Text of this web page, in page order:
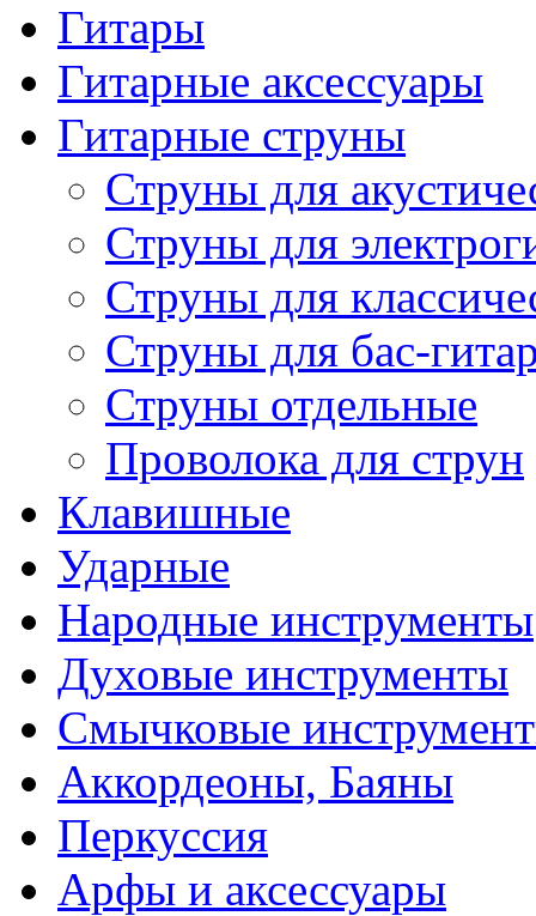
Гитары
Гитарные аксессуары
Гитарные струны
Струны для
Струны для
Струны для
Струны для бас-
Струны отдельные
Проволока для струн
Клавишные
Ударные
Народные инструменты
Духовые инструменты
Смычковые
Аккордеоны, Баяны
Перкуссия
Арфы и аксессуары